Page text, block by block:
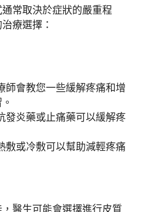
常取決於症狀的嚴重程
療選擇：
師會教您一些緩解疼痛和增
發炎藥或止痛藥可以緩解疼
敷或冷敷可以幫助減輕疼痛
醫生可能會選擇進行皮質